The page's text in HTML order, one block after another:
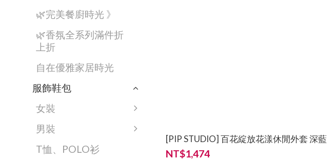
🌿完美餐廚時光 》
🌿香氛全系列滿件折
上折
自在優雅家居時光
服飾鞋包
女裝
男裝
T恤、POLO衫
[PIP STUDIO] 百花綻放花漾休閒外套 深藍
NT$1,474